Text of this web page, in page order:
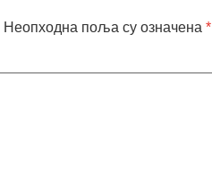
Неопходна поља су означена *